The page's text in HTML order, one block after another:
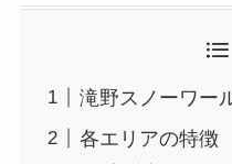
滝野スノーワー
各エリアの特徴